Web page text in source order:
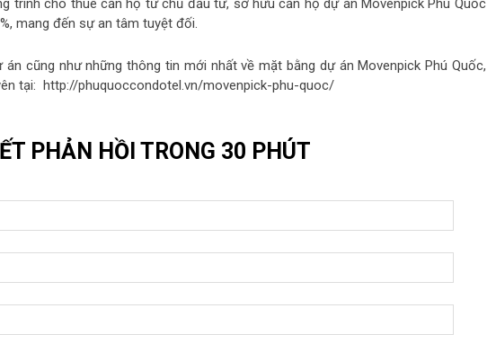
trình cho thuê căn hộ từ chủ đầu tư, sở hữu căn hộ dự án Movenpick Phú Quốc
mang đến sự an tâm tuyệt đối.
cũng như những thông tin mới nhất về mặt bằng dự án Movenpick Phú Quốc,
tại: http://phuquoccondotel.vn/movenpick-phu-quoc/
PHẢN HỒI TRONG 30 PHÚT